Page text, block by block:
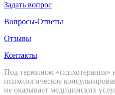
Задать вопрос
Вопросы-Ответы
Отзывы
Контакты
Под термином «психотерапия»
психологическое
не оказывает медицинских